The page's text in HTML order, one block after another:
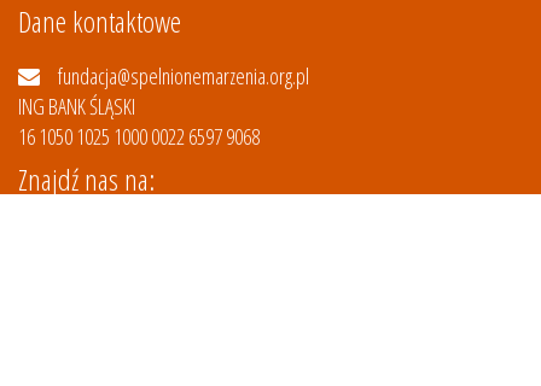
Dane kontaktowe
fundacja@spelnionemarzenia.org.pl
ING BANK ŚLĄSKI
16 1050 1025 1000 0022 6597 9068
Znajdź nas na: